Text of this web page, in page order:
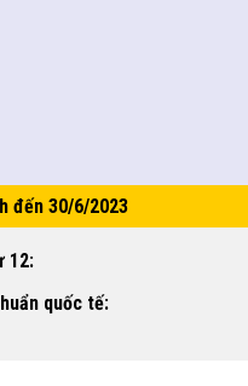
đến 30/6/2023
12:
quốc tế: